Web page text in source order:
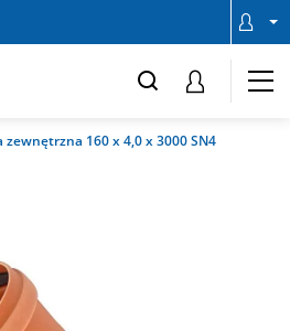
zewnętrzna 160 x 4,0 x 3000 SN4